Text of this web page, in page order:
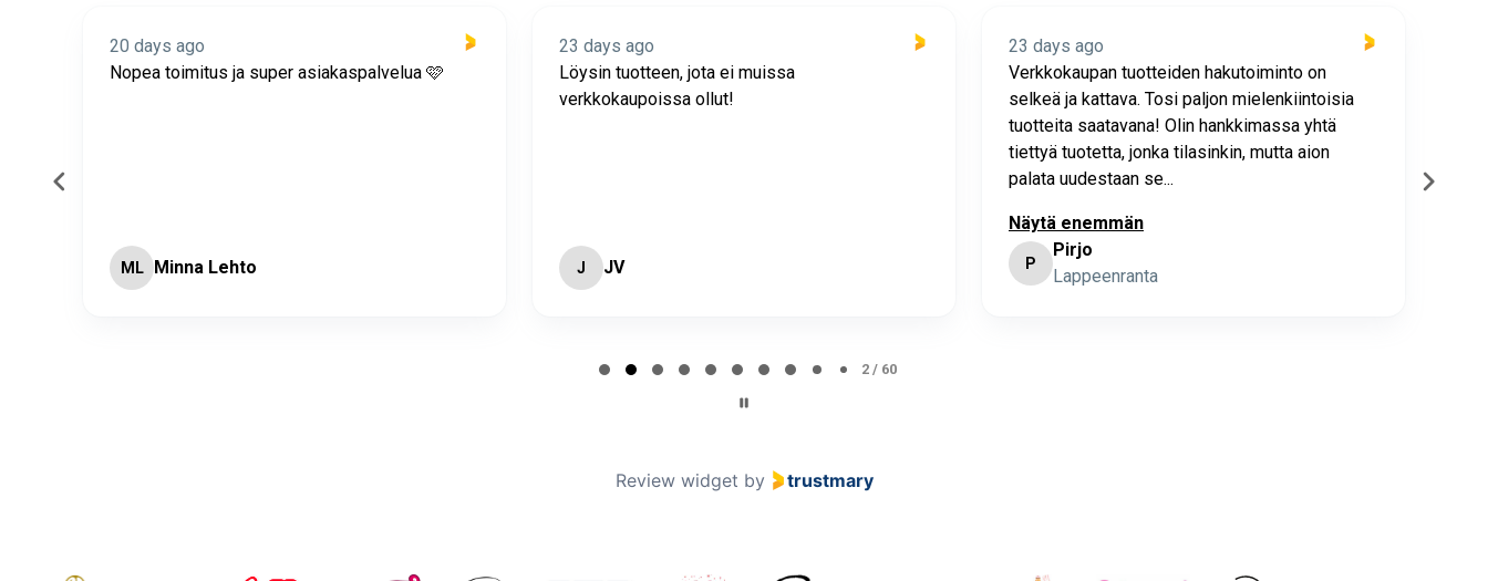
20 days ago
Nopea toimitus ja super asiakaspalvelua 🩷
ML Minna Lehto
23 days ago
Löysin tuotteen, jota ei muissa
verkkokaupoissa ollut!
J JV
23 days ago
Verkkokaupan tuotteiden hakutoiminto on
selkeä ja kattava. Tosi paljon mielenkiintoisia
tuotteita saatavana! Olin hankkimassa yhtä
tiettyä tuotetta, jonka tilasinkin, mutta aion
palata uudestaan se...
Näytä enemmän
P
Pirjo
Lappeenranta
2 / 60
Review widget by trustmary